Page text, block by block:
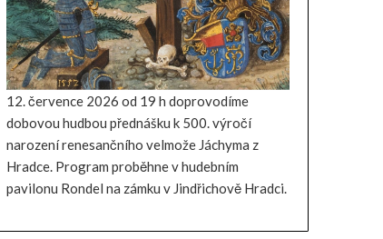
12. července 2026 od 19 h doprovodíme
dobovou hudbou přednášku k 500. výročí
narození renesančního velmože Jáchyma z
Hradce. Program proběhne v hudebním
pavilonu Rondel na zámku v Jindřichově Hradci.